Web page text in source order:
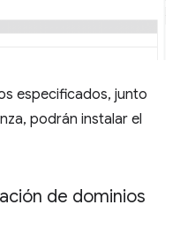
especificados, junto
podrán instalar el
de dominios